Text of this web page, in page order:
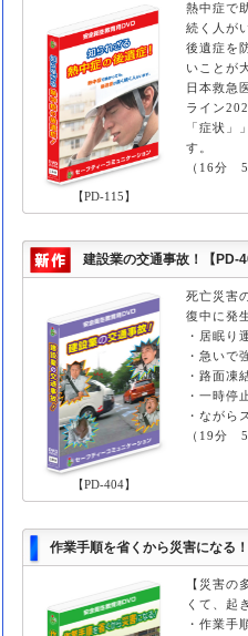
【PD-115】
熱中症で
続く人が
後遺症を
いことが
日本救急
ライン
「症状」
す。
（16分
建設業の交通事故！【PD-
【PD-404】
死亡災害
復中に発
・居眠り
・急いで
・路面凍
・一時停
・ながら
（19分
作業手順を省くから災害になる
【災害の
くて、起
・作業手